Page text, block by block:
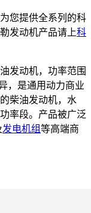
您提供全系列的科
发动机产品请上科
发动机，功率范围
，是通用动力商业
柴油发动机，水
率段。产品被广泛
发电机组等高端商